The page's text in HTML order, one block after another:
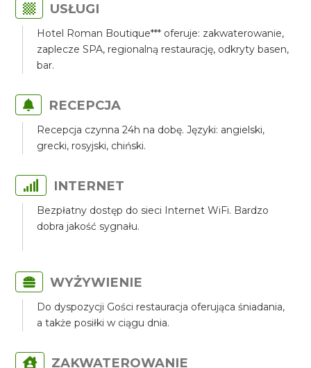
USŁUGI
Hotel Roman Boutique*** oferuje: zakwaterowanie,
zaplecze SPA, regionalną restaurację, odkryty basen,
bar.
RECEPCJA
Recepcja czynna 24h na dobę. Języki: angielski,
grecki, rosyjski, chiński.
INTERNET
Bezpłatny dostęp do sieci Internet WiFi. Bardzo
dobra jakość sygnału.
WYŻYWIENIE
Do dyspozycji Gości restauracja oferująca śniadania,
a także posiłki w ciągu dnia.
ZAKWATEROWANIE